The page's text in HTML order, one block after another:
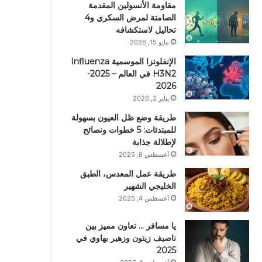
مقاومة الأنسولين المقدمة
الصامتة لمرض السكري و4
تحاليل لاستكشافه
مايو 15, 2026
الإنفلونزا الموسمية Influenza
H3N2 في العالم – 2025-
2026
يناير 2, 2026
طريقة وضع ظل العيون بسهولة
للمبتدئات: 5 خطوات ونصائح
لإطلالة جذابة
أغسطس 8, 2025
طريقة عمل المعدس، الطبق
الخليجي الشهير
أغسطس 4, 2025
يا مسافر … تعاون مميز بين
ناصيف زيتون وزهير بهاوي في
2025